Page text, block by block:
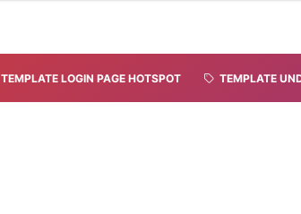
TEMPLATE LOGIN PAGE HOTSPOT TEMPLATE